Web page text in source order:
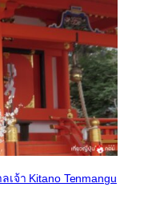
จ้า Kitano Tenmangu